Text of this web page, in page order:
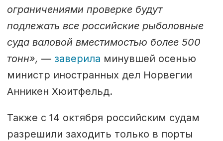
ограничениями проверке будут
подлежать все российские рыболовные
суда валовой вместимостью более 500
тонн», — заверила минувшей осенью
министр иностранных дел Норвегии
Анникен Хюитфельд.
Также с 14 октября российским судам
разрешили заходить только в порты